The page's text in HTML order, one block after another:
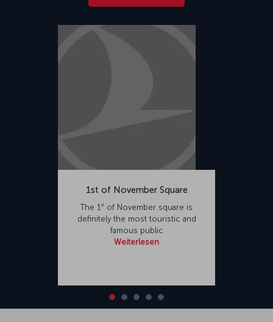
1st of November Square
The 1 st of November square is
definitely the most touristic and
famous public
Weiterlesen